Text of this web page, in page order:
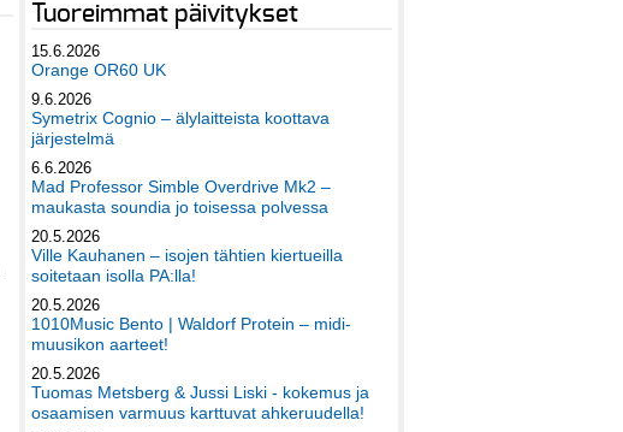
Tuoreimmat päivitykset
15.6.2026
Orange OR60 UK
9.6.2026
Symetrix Cognio – älylaitteista koottava
järjestelmä
6.6.2026
Mad Professor Simble Overdrive Mk2 –
maukasta soundia jo toisessa polvessa
20.5.2026
Ville Kauhanen – isojen tähtien kiertueilla
soitetaan isolla PA:lla!
20.5.2026
1010Music Bento | Waldorf Protein – midi-
muusikon aarteet!
20.5.2026
Tuomas Metsberg & Jussi Liski - kokemus ja
osaamisen varmuus karttuvat ahkeruudella!